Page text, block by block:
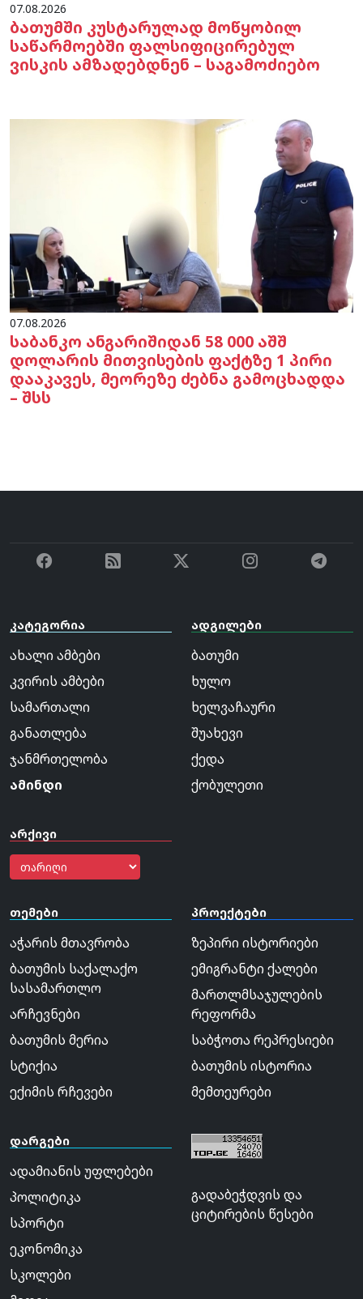
07.08.2026
ბათუმში კუსტარულად მოწყობილ
საწარმოებში ფალსიფიცირებულ
ვისკის ამზადებდნენ – საგამოძიებო
07.08.2026
საბანკო ანგარიშიდან 58 000 აშშ
დოლარის მითვისების ფაქტზე 1 პირი
დააკავეს, მეორეზე ძებნა გამოცხადდა
– შსს
კატეგორია
ახალი ამბები
კვირის ამბები
სამართალი
განათლება
ჯანმრთელობა
ამინდი
არქივი
ადგილები
ბათუმი
ხულო
ხელვაჩაური
შუახევი
ქედა
ქობულეთი
თემები
აჭარის მთავრობა
ბათუმის საქალაქო
სასამართლო
არჩევნები
ბათუმის მერია
სტიქია
ექიმის რჩევები
პროექტები
ზეპირი ისტორიები
ემიგრანტი ქალები
მართლმსაჯულების
რეფორმა
საბჭოთა რეპრესიები
ბათუმის ისტორია
მემთეურები
დარგები
ადამიანის უფლებები
პოლიტიკა
სპორტი
ეკონომიკა
სკოლები
გადაბეჭდვის და
ციტირების წესები